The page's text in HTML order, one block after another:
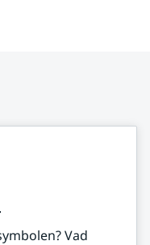
Vad